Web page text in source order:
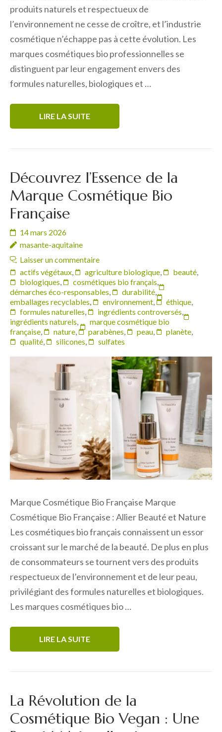
produits naturels et respectueux de
l’environnement ne cesse de croître, et l’industrie
cosmétique n’échappe pas à cette évolution. Les
marques cosmétiques bio professionnelles se
distinguent par leur engagement envers des
formules naturelles, biologiques et …
LIRE LA SUITE
Découvrez l’Essence de la
Marque Cosmétique Bio
Française
14 mars 2026
masante-aquitaine
Laisser un commentaire
actifs végétaux, agriculture biologique, beauté,
biologiques, cosmétiques bio français,
démarches éco-responsables, durabilité,
emballages recyclables, environnement, éthique,
formules naturelles, ingrédients controversés,
ingrédients naturels,
marque cosmétique bio
française, nature, parabènes, peau, planète,
qualité, silicones, sulfates
Marque Cosmétique Bio Française Marque
Cosmétique Bio Française : Allier Beauté et Nature
Les cosmétiques bio français connaissent un essor
croissant sur le marché de la beauté. De plus en plus
de consommateurs se tournent vers des produits
respectueux de l’environnement et de leur peau,
privilégiant des formules naturelles et biologiques.
Les marques cosmétiques bio …
LIRE LA SUITE
La Révolution de la
Cosmétique Bio Vegan : Une